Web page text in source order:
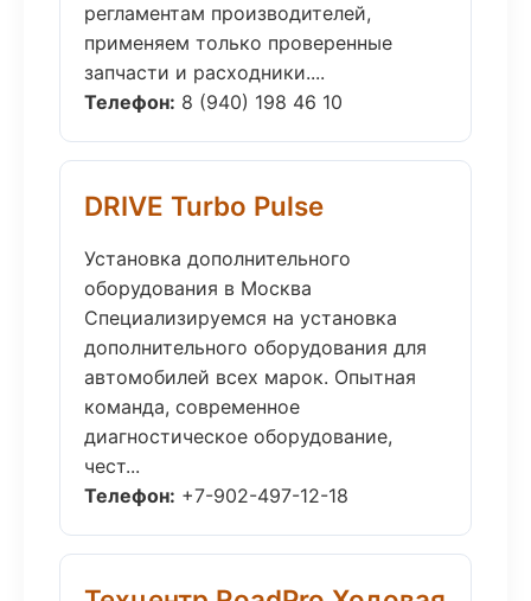
регламентам производителей,
применяем только проверенные
запчасти и расходники....
Телефон: 8 (940) 198 46 10
DRIVE Turbo Pulse
Установка дополнительного
оборудования в Москва
Специализируемся на установка
дополнительного оборудования для
автомобилей всех марок. Опытная
команда, современное
диагностическое оборудование,
чест...
Телефон: +7-902-497-12-18